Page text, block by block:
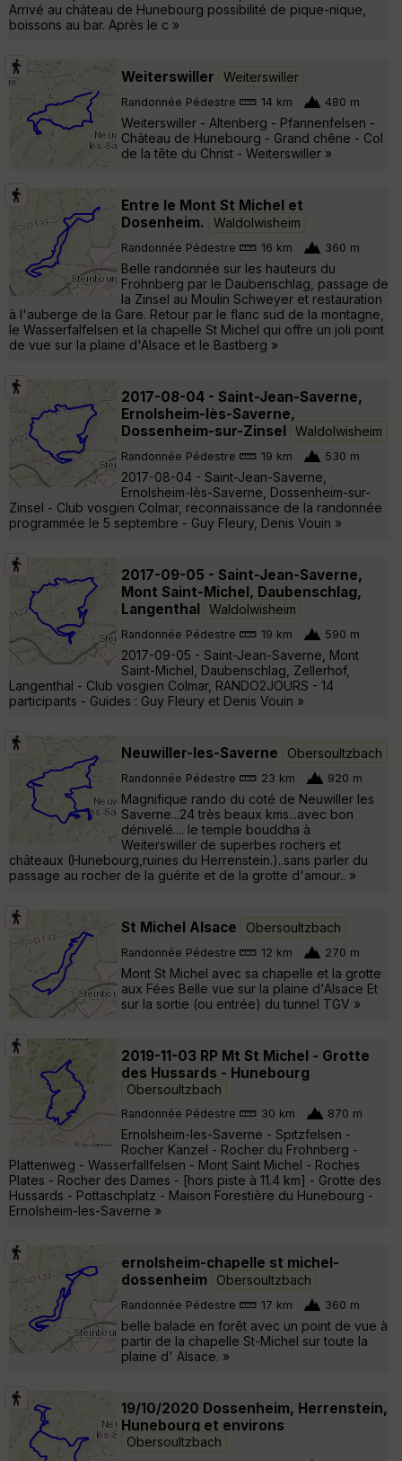
Arrivé au château de Hunebourg possibilité de pique-nique,
boissons au bar. Après le c »
Weiterswiller Weiterswiller
Randonnée Pédestre 14 km 480 m
Weiterswiller - Altenberg - Pfannenfelsen -
Château de Hunebourg - Grand chêne - Col
de la tête du Christ - Weiterswiller »
Entre le Mont St Michel et
Dosenheim.
Waldolwisheim
Randonnée Pédestre 16 km 360 m
Belle randonnée sur les hauteurs du
Frohnberg par le Daubenschlag, passage de
la Zinsel au Moulin Schweyer et restauration
à l'auberge de la Gare. Retour par le flanc sud de la montagne,
le Wasserfalfelsen et la chapelle St Michel qui offre un joli point
de vue sur la plaine d'Alsace et le Bastberg »
2017-08-04 - Saint-Jean-Saverne,
Ernolsheim-lès-Saverne,
Dossenheim-sur-Zinsel
Waldolwisheim
Randonnée Pédestre 19 km 530 m
2017-08-04 - Saint-Jean-Saverne,
Ernolsheim-lès-Saverne, Dossenheim-sur-
Zinsel - Club vosgien Colmar, reconnaissance de la randonnée
programmée le 5 septembre - Guy Fleury, Denis Vouin »
2017-09-05 - Saint-Jean-Saverne,
Mont Saint-Michel, Daubenschlag,
Langenthal
Waldolwisheim
Randonnée Pédestre 19 km 590 m
2017-09-05 - Saint-Jean-Saverne, Mont
Saint-Michel, Daubenschlag, Zellerhof,
Langenthal - Club vosgien Colmar, RANDO2JOURS - 14
participants - Guides : Guy Fleury et Denis Vouin »
Neuwiller-les-Saverne Obersoultzbach
Randonnée Pédestre 23 km 920 m
Magnifique rando du coté de Neuwiller les
Saverne...24 très beaux kms...avec bon
dénivelé.... le temple bouddha à
Weiterswiller de superbes rochers et
châteaux (Hunebourg,ruines du Herrenstein.)..sans parler du
passage au rocher de la guérite et de la grotte d'amour.. »
St Michel Alsace Obersoultzbach
Randonnée Pédestre 12 km 270 m
Mont St Michel avec sa chapelle et la grotte
aux Fées Belle vue sur la plaine d'Alsace Et
sur la sortie (ou entrée) du tunnel TGV »
2019-11-03 RP Mt St Michel - Grotte
des Hussards - Hunebourg
Obersoultzbach
Randonnée Pédestre 30 km 870 m
Ernolsheim-les-Saverne - Spitzfelsen -
Rocher Kanzel - Rocher du Frohnberg -
Plattenweg - Wasserfallfelsen - Mont Saint Michel - Roches
Plates - Rocher des Dames - [hors piste à 11.4 km] - Grotte des
Hussards - Pottaschplatz - Maison Forestière du Hunebourg -
Ernolsheim-les-Saverne »
ernolsheim-chapelle st michel-
dossenheim
Obersoultzbach
Randonnée Pédestre 17 km 360 m
belle balade en forêt avec un point de vue à
partir de la chapelle St-Michel sur toute la
plaine d' Alsace. »
19/10/2020 Dossenheim, Herrenstein,
Hunebourg et environs
Obersoultzbach